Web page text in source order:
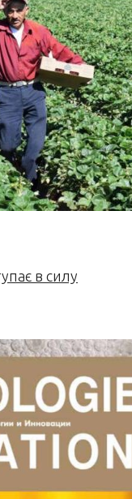
в силу